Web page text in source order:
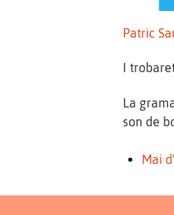
Patric
I
La
son de
Mai